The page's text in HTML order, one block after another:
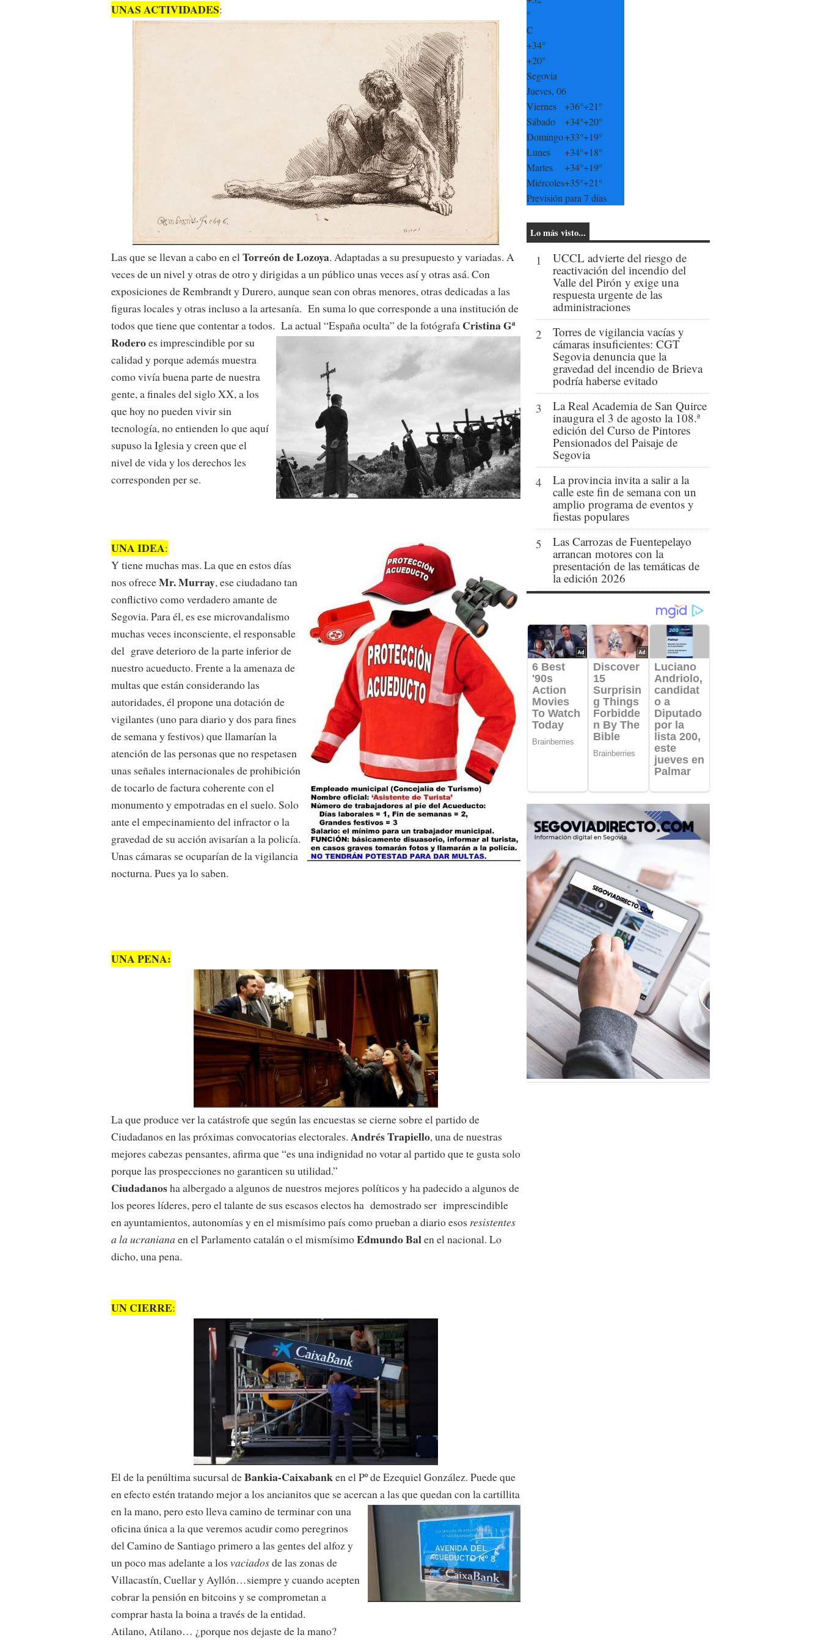
UNAS ACTIVIDADES:
Las que se llevan a cabo en el Torreón de Lozoya. Adaptadas a su presupuesto y variadas. A
veces de un nivel y otras de otro y dirigidas a un público unas veces así y otras asá. Con
exposiciones de Rembrandt y Durero, aunque sean con obras menores, otras dedicadas a las
figuras locales y otras incluso a la artesanía. En suma lo que corresponde a una institución de
todos que tiene que contentar a todos. La actual “España oculta” de la fotógrafa Cristina Gª
Roderoes imprescindible por su
calidad y porque además muestra
como vivía buena parte de nuestra
gente, a finales del siglo XX, a los
que hoy no pueden vivir sin
tecnología, no entienden lo que aquí
supuso la Iglesia y creen que el
nivel de vida y los derechos les
corresponden per se.
UNA IDEA:
Y tiene muchas mas. La que en estos días
nos ofreceMr. Murray, ese ciudadano tan
conflictivo como verdadero amante de
Segovia. Para él, es ese microvandalismo
muchas veces inconsciente, el responsable
del grave deterioro de la parte inferior de
nuestro acueducto. Frente a la amenaza de
multas que están considerando las
autoridades, él propone una dotación de
vigilantes (uno para diario y dos para fines
de semana y festivos) que llamarían la
atención de las personas que no respetasen
unas señales internacionales de prohibición
de tocarlo de factura coherente con el
monumento y empotradas en el suelo. Solo
ante el empecinamiento del infractor o la
gravedad de su acción avisarían a la policía.
Unas cámaras se ocuparían de la vigilancia
nocturna. Pues ya lo saben.
UNA PENA:
La que produce ver la catástrofe que según las encuestas se cierne sobre el partido de
Ciudadanos en las próximas convocatorias electorales. Andrés Trapiello, una de nuestras
mejores cabezas pensantes, afirma que “es una indignidad no votar al partido que te gusta solo
porque las prospecciones no garanticen su utilidad.”
Ciudadanosha albergado a algunos de nuestros mejores políticos y ha padecido a algunos de
los peores líderes, pero el talante de sus escasos electos ha demostrado ser imprescindible
en ayuntamientos, autonomías y en el mismísimo país como prueban a diario esos resistentes
a la ucraniana en el Parlamento catalán o el mismísimoEdmundo Balen el nacional. Lo
dicho, una pena.
UN CIERRE:
El de la penúltima sucursal deBankia-Caixabanken el Pº de Ezequiel González. Puede que
en efecto estén tratando mejor a los ancianitos que se acercan a las que quedan con la cartillita
en la mano, pero esto lleva camino de terminar con una
oficina única a la que veremos acudir como peregrinos
del Camino de Santiago primero a las gentes del alfoz y
un poco mas adelante a los vaciadosde las zonas de
Villacastín, Cuellar y Ayllón…siempre y cuando acepten
cobrar la pensión en bitcoins y se comprometan a
comprar hasta la boina a través de la entidad.
Atilano, Atilano… ¿porque nos dejaste de la mano?
°
C
+34°
+20°
Segovia
Jueves, 06
Viernes
+36°+21°
Sábado
+34°+20°
Domingo+33°+19°
Lunes
+34°+18°
Martes
+34°+19°
Miércoles+35°+21°
Previsión para 7 días
Lo más visto...
1
UCCL advierte del riesgo de
reactivación del incendio del
Valle del Pirón y exige una
respuesta urgente de las
administraciones
2
Torres de vigilancia vacías y
cámaras insuficientes: CGT
Segovia denuncia que la
gravedad del incendio de Brieva
podría haberse evitado
3
La Real Academia de San Quirce
inaugura el 3 de agosto la 108.ª
edición del Curso de Pintores
Pensionados del Paisaje de
Segovia
4
La provincia invita a salir a la
calle este fin de semana con un
amplio programa de eventos y
fiestas populares
5
Las Carrozas de Fuentepelayo
arrancan motores con la
presentación de las temáticas de
la edición 2026